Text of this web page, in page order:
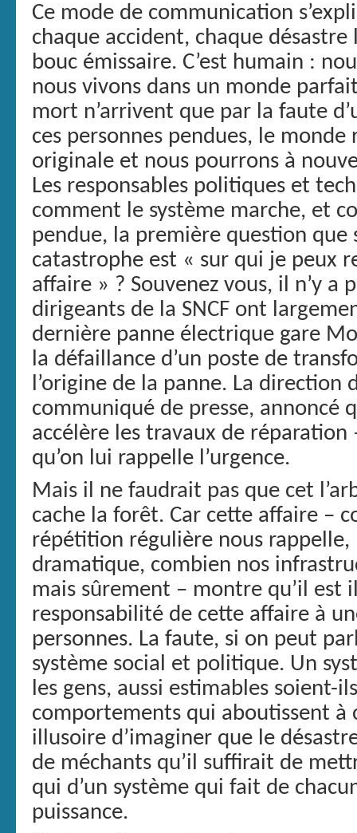
Ce mode de communication
chaque accident, chaque désastre
bouc émissaire. C’est humain :
nous vivons dans un monde
mort n’arrivent que par la faute
ces personnes pendues, le
originale et nous pourrons à
Les responsables politiques et
comment le système marche, et
pendue, la première question
catastrophe est « sur qui je peux
affaire » ? Souvenez vous, il n’y a
dirigeants de la SNCF ont
dernière panne électrique gare
la défaillance d’un poste de
l’origine de la panne. La direction
communiqué de presse, annoncé
accélère les travaux de réparation
qu’on lui rappelle l’urgence.
Mais il ne faudrait pas que cet
cache la forêt. Car cette affaire –
répétition régulière nous
dramatique, combien nos
mais sûrement – montre qu’il est
responsabilité de cette affaire à
personnes. La faute, si on peut
système social et politique. Un
les gens, aussi estimables soient-
comportements qui aboutissent à
illusoire d’imaginer que le
de méchants qu’il suffirait de
qui d’un système qui fait de
puissance.